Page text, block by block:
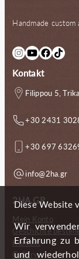
Handmade
InstagramYouTube Facebook TikTok
Kontakt
Filippou 5,
+30 2431
+30 697
info@2ha.gr
2HA.GR
Mein Konto
Geschichte
Kontakt
Gallery
Diese Website
Wir
Erfahrung zu
und